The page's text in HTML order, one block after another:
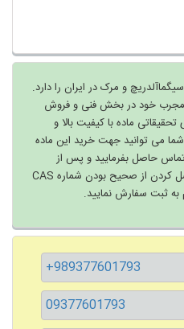
و مرک در ایران را دارد.
مجرب خود در بخش فنی و فروش
ماده با کیفیت بالا و
می توانید جهت خرید این ماده
حاصل بفرمایید و پس از
دریافت پیش فاکتور و اطمینان حاصل کردن از صحیح بودن شماره CAS
به ثبت سفارش نمایید.
+989377601793
09377601793